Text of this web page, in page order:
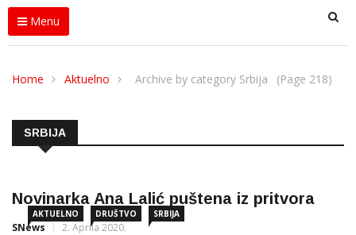
Menu
Home Aktuelno Archive by category Srbija (Page 218)
SRBIJA
AKTUELNO DRUŠTVO SRBIJA
Novinarka Ana Lalić puštena iz pritvora
SNews 2. Aprila 2020.